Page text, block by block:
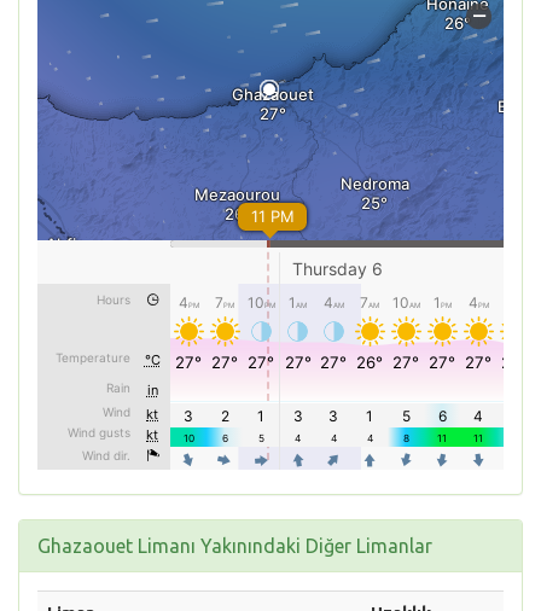
Ghazaouet Limanı Yakınındaki Diğer Limanlar